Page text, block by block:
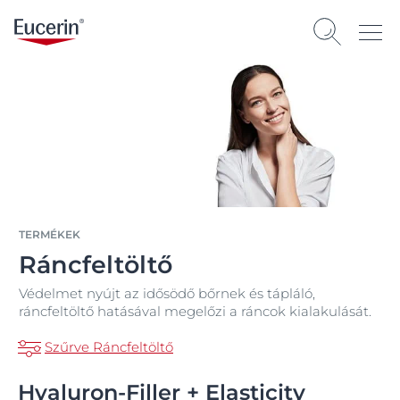
TERMÉKEK
Ráncfeltöltő
Védelmet nyújt az idősödő bőrnek és tápláló,
ráncfeltöltő hatásával megelőzi a ráncok kialakulását.
Szűrve Ráncfeltöltő
Hyaluron-Filler + Elasticity